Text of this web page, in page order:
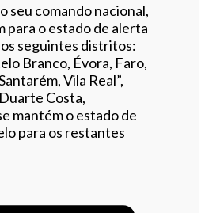
seu comando nacional,
para o estado de alerta
seguintes distritos:
Branco, Évora, Faro,
Vila Real”,
Costa,
mantém o estado de
para os restantes